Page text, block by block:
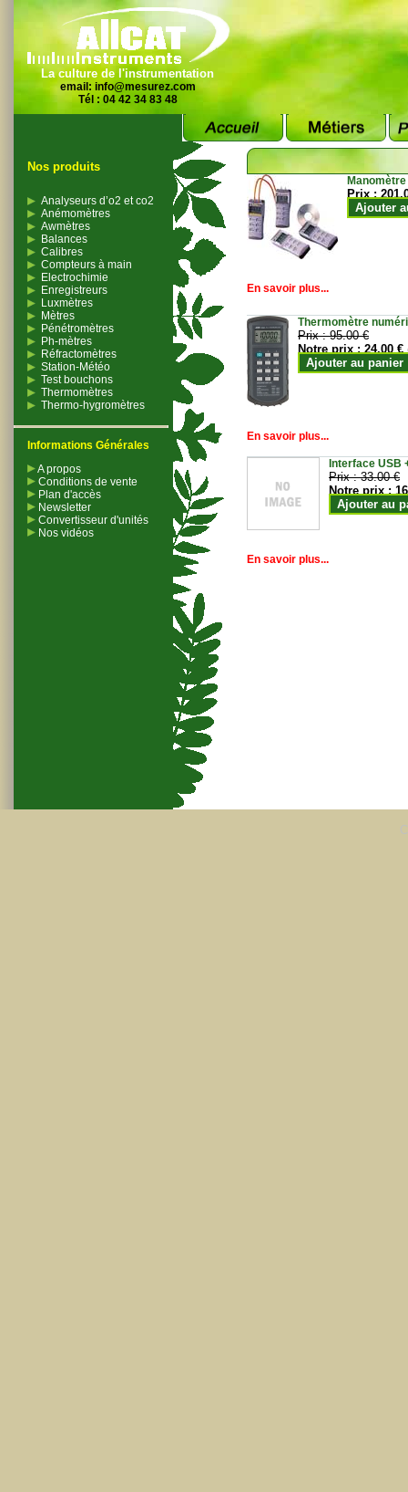
La culture de l'instrumentation
email: info@mesurez.com
Tél : 04 42 34 83 48
Nos produits
Analyseurs d’o2 et co2
Anémomètres
Awmètres
Balances
Calibres
Compteurs à main
Electrochimie
Enregistreurs
Luxmètres
Mètres
Pénétromètres
Ph-mètres
Réfractomètres
Station-Météo
Test bouchons
Thermomètres
Thermo-hygromètres
Informations Générales
A propos
Conditions de vente
Plan d'accès
Newsletter
Convertisseur d'unités
Nos vidéos
Prix :
Ajouter
En savoir plus...
Thermomètre
Prix :95.00 €
Notre prix :24.00 €
Ajouter au panier
En savoir plus...
Interface USB
Prix :33.00 €
Notre prix :
Ajouter au
En savoir plus...